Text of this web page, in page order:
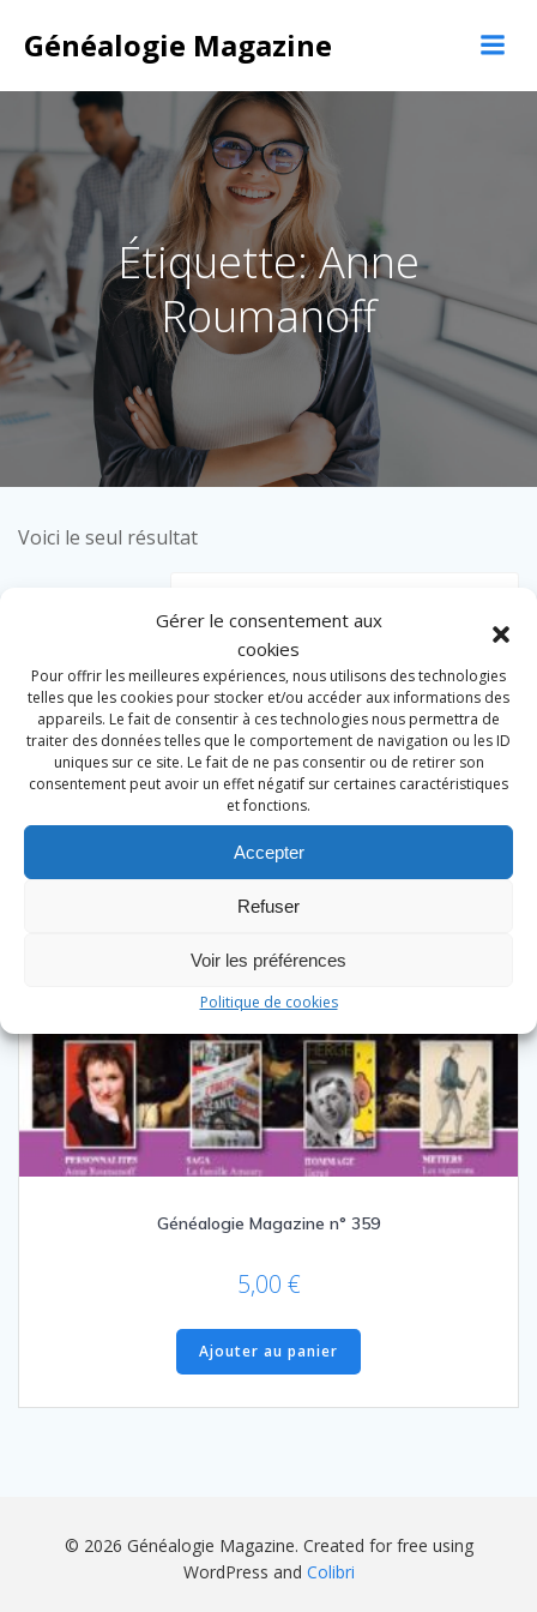
Gérer le consentement aux
cookies
Pour offrir les meilleures expériences, nous utilisons des technologies
telles que les cookies pour stocker et/ou accéder aux informations des
appareils. Le fait de consentir à ces technologies nous permettra de
traiter des données telles que le comportement de navigation ou les ID
uniques sur ce site. Le fait de ne pas consentir ou de retirer son
consentement peut avoir un effet négatif sur certaines caractéristiques
et fonctions.
Accepter
Refuser
Voir les préférences
Politique de cookies
au
contenu
Généalogie Magazine
Étiquette: Anne
Roumanoff
Voici le seul résultat
Généalogie Magazine n° 359
5,00 €
Ajouter au panier
© 2026 Généalogie Magazine. Created for free using
WordPress and Colibri